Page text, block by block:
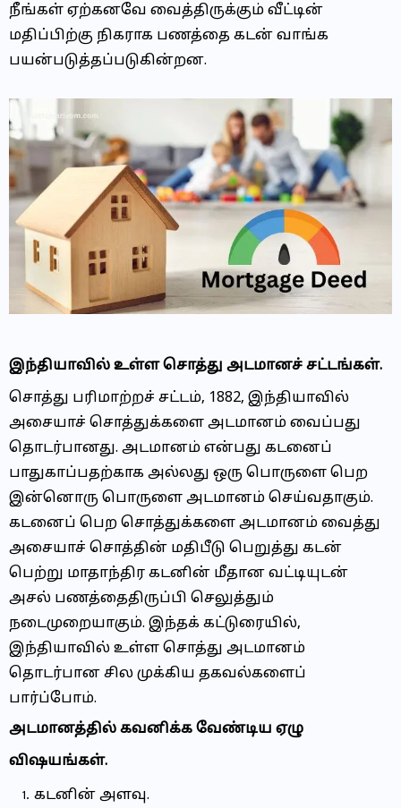
நீங்கள் ஏற்கனவே வைத்திருக்கும் வீட்டின்
மதிப்பிற்கு நிகராக பணத்தை கடன் வாங்க
பயன்படுத்தப்படுகின்றன.
இந்தியாவில் உள்ள சொத்து அடமானச் சட்டங்கள்.
சொத்து பரிமாற்றச் சட்டம், 1882, இந்தியாவில்
அசையாச் சொத்துக்களை அடமானம் வைப்பது
தொடர்பானது. அடமானம் என்பது கடனைப்
பாதுகாப்பதற்காக அல்லது ஒரு பொருளை பெற
இன்னொரு பொருளை அடமானம் செய்வதாகும்.
கடனைப் பெற சொத்துக்களை அடமானம் வைத்து
அசையாச் சொத்தின் மதிபீடு பெறுத்து கடன்
பெற்று மாதாந்திர கடனின் மீதான வட்டியுடன்
அசல் பணத்தைதிருப்பி செலுத்தும்
நடைமுறையாகும். இந்தக் கட்டுரையில்,
இந்தியாவில் உள்ள சொத்து அடமானம்
தொடர்பான சில முக்கிய தகவல்களைப்
பார்ப்போம்.
அடமானத்தில் கவனிக்க வேண்டிய ஏழு
விஷயங்கள்.
கடனின் அளவு.